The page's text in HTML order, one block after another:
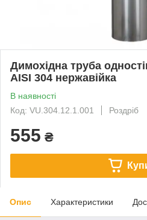
Димохідна труба
AISI 304 нержавійка
В наявності
Код: VU.304.12.1.001
Роздріб
555 ₴
Опис Характеристики